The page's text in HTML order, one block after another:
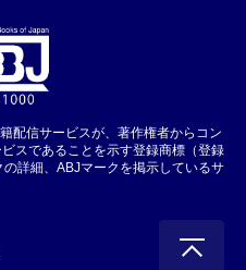
配信サービスが、著作権者からコン
スであることを示す登録商標（登録
詳細、ABJマークを掲示しているサ